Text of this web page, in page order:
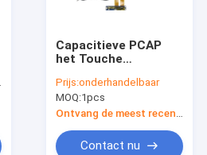
Capacitieve PCAP
het Touche
het waterbewijs voor
Kiosk POS 7-55“
Prijs:onderhandelbaar
MOQ:1pcs
Contact nu